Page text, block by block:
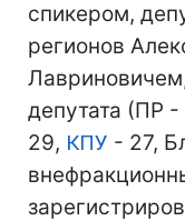
спикером,
регионов
депутата (ПР
29, КПУ - 27,